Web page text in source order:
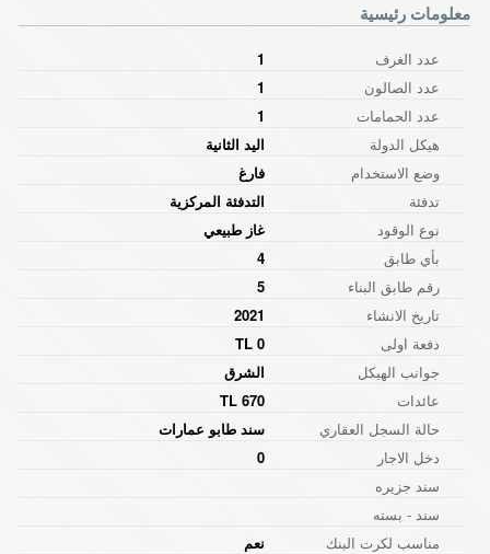
معلومات رئيسية
عدد الغرف
1
عدد الصالون
1
عدد الحمامات
1
هيكل الدولة
اليد الثانية
وضع الاستخدام
فارغ
تدفئة
التدفئة المركزية
نوع الوقود
غاز طبيعي
بأي طابق
4
رقم طابق البناء
5
تاريخ الانشاء
2021
دفعة اولى
0 TL
جوانب الهيكل
الشرق
عائدات
670 TL
حالة السجل العقاري
سند طابو عمارات
دخل الاجار
0
سند جزیره
سند - بسته
مناسب لكرت البنك
نعم